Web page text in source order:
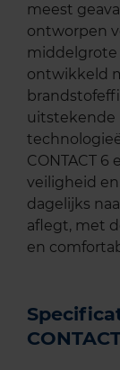
meest
ontworpen
middelgrote
ontwikkeld
uitstekende
CONTACT
veiligheid
dagelijks
aflegt, met
en